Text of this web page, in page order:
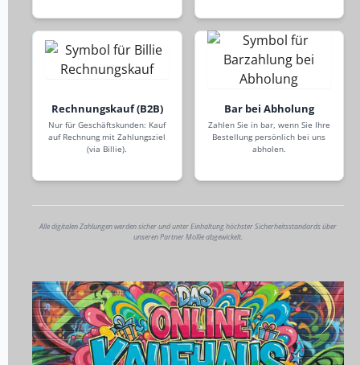
Rechnungskauf (B2B)
Nur für Geschäftskunden: Kauf
auf Rechnung mit Zahlungsziel
(via Billie).
Bar bei Abholung
Zahlen Sie in bar, wenn Sie Ihre
Bestellung persönlich bei uns
abholen.
Alle digitalen Zahlungen werden sicher und unter Einhaltung höchster Sicherheitsstandards über
unseren Partner Mollie abgewickelt.